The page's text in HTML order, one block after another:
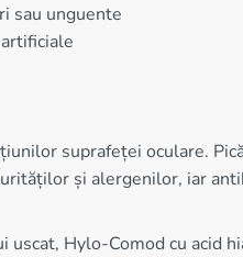
sau unguente
suprafeței oculare.
și alergenilor, iar
Hylo-Comod cu acid